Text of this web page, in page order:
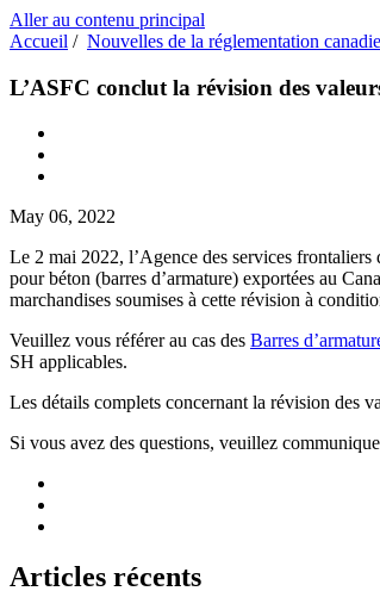
Aller au contenu principal
Accueil / Nouvelles de la réglementation
L’ASFC conclut la révision des
May 06, 2022
Le 2 mai 2022, l’Agence des services
pour béton (barres d’armature) exportées au
marchandises soumises à cette révision à
Veuillez vous référer au cas des Barres
SH applicables.
Les détails complets concernant la révision des
Si vous avez des questions, veuillez
Articles récents